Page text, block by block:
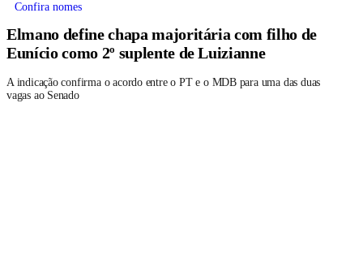
Confira nomes
Elmano define chapa majoritária com filho de
Eunício como 2º suplente de Luizianne
A indicação confirma o acordo entre o PT e o MDB para uma das duas
vagas ao Senado